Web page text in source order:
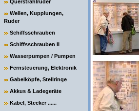
Querstrahlruder
Wellen, Kupplungen,
Ruder
Schiffsschrauben
Schiffsschrauben II
Wasserpumpen / Pumpen
Fernsteuerung, Elektronik
Gabelköpfe, Stellringe
Akkus & Ladegeräte
Kabel, Stecker ......